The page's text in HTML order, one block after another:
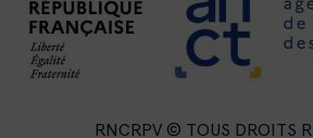
RNCRPV © TOUS DROITS